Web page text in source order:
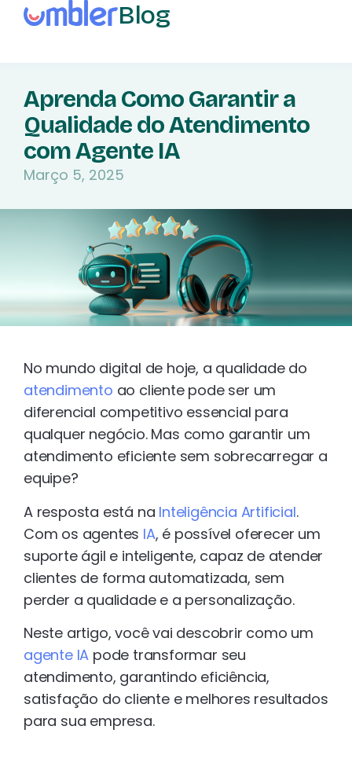
Blog
Aprenda Como Garantir a
Qualidade do Atendimento
com Agente IA
Março 5, 2025
No mundo digital de hoje, a qualidade do
atendimento ao cliente pode ser um
diferencial competitivo essencial para
qualquer negócio. Mas como garantir um
atendimento eficiente sem sobrecarregar a
equipe?
A resposta está na Inteligência Artificial.
Com os agentes IA, é possível oferecer um
suporte ágil e inteligente, capaz de atender
clientes de forma automatizada, sem
perder a qualidade e a personalização.
Neste artigo, você vai descobrir como um
agente IA pode transformar seu
atendimento, garantindo eficiência,
satisfação do cliente e melhores resultados
para sua empresa.